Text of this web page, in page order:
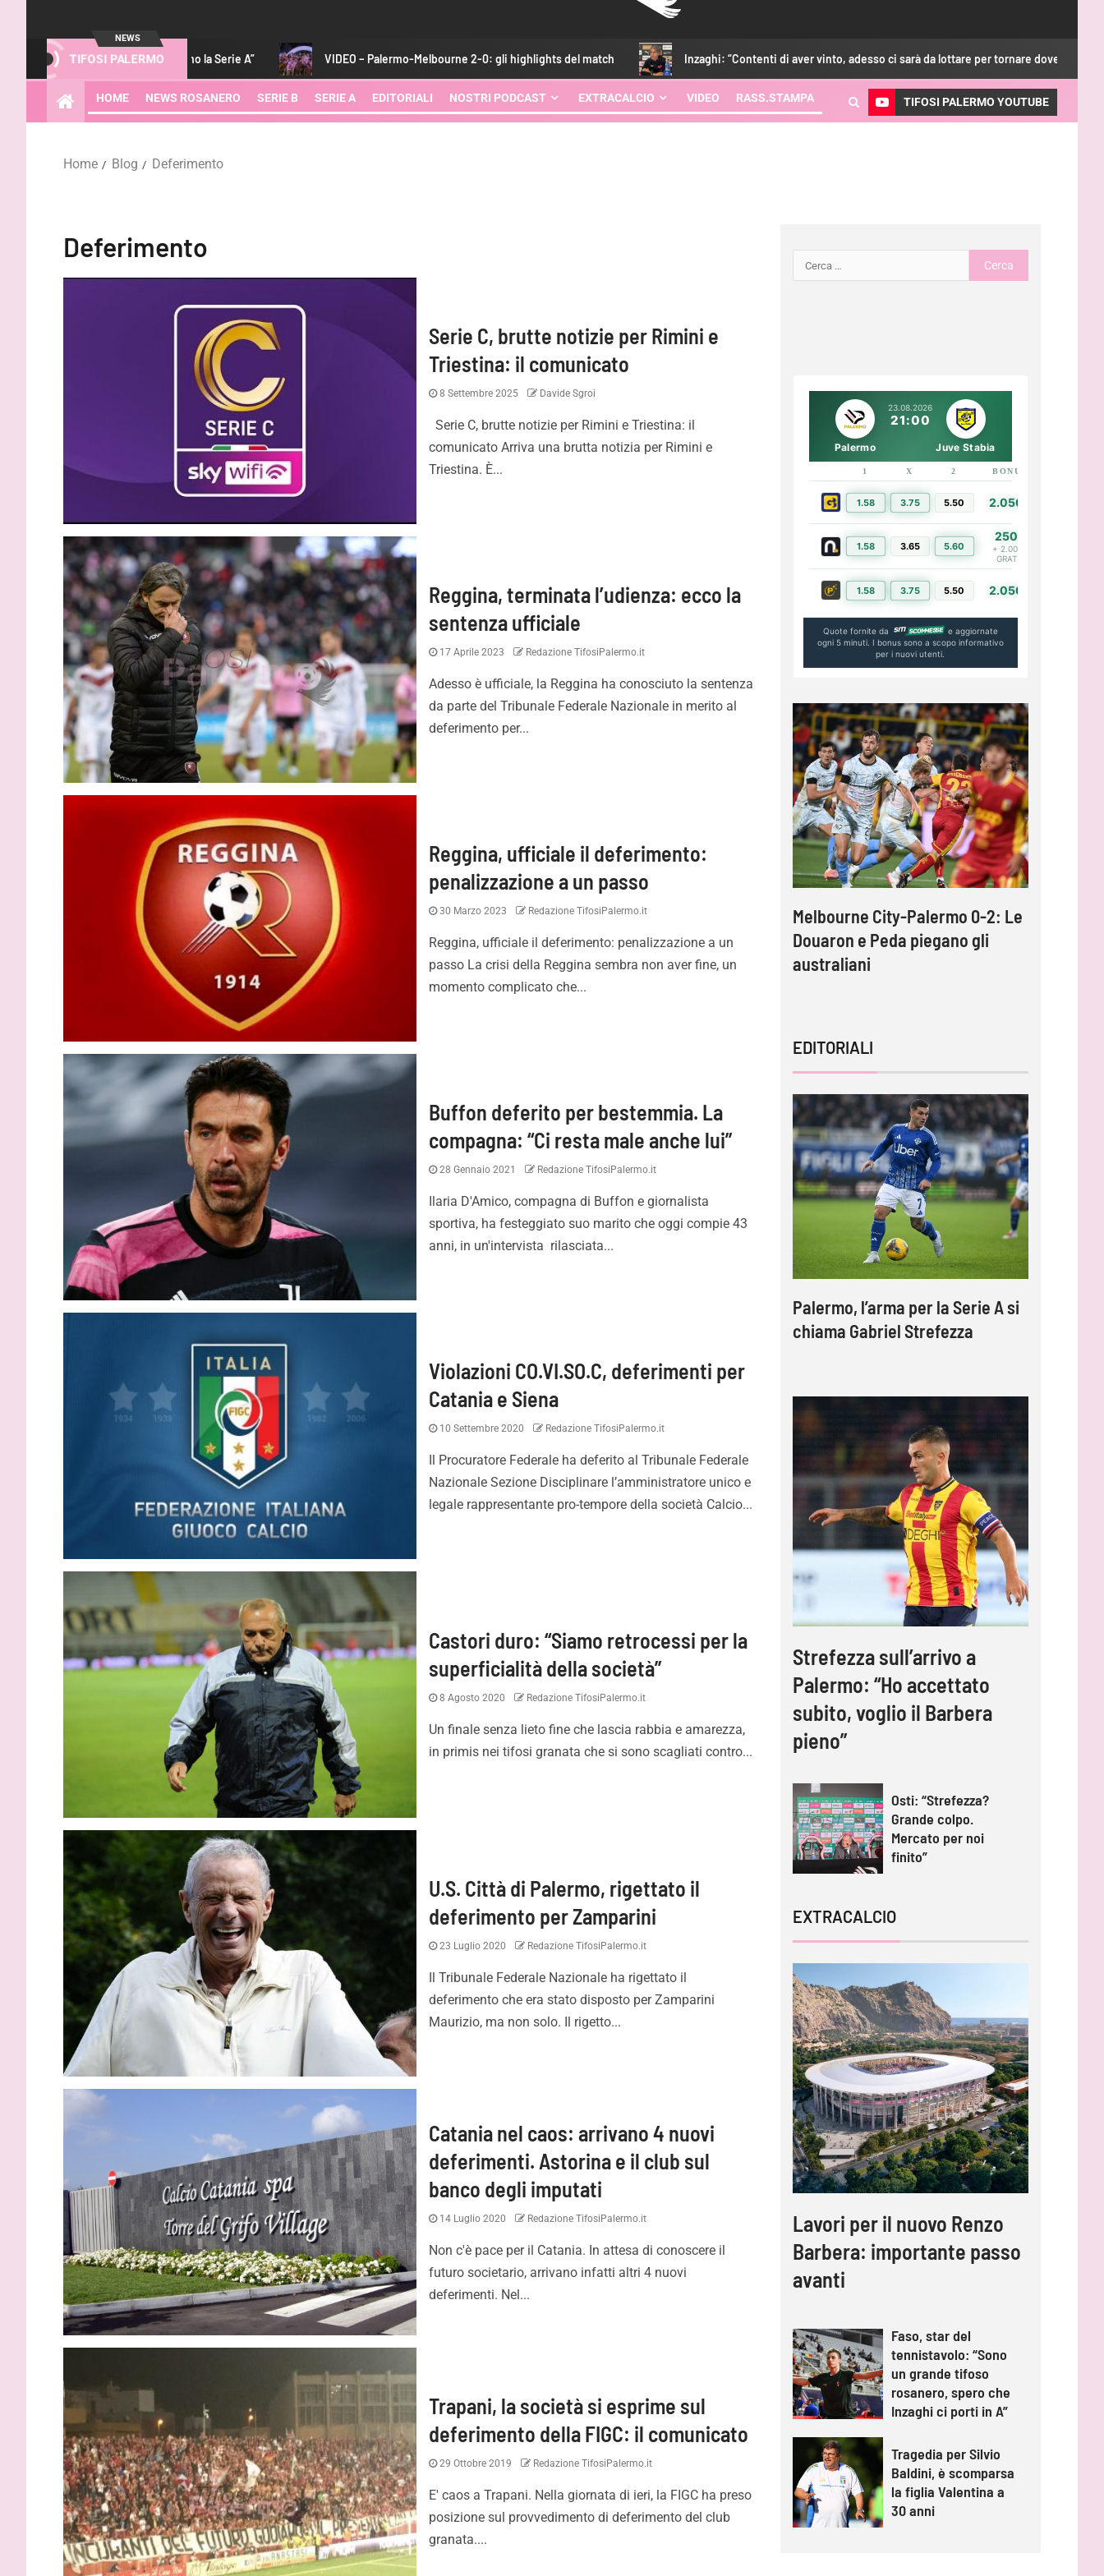
NEWS
TIFOSI PALERMO
e la società vogliamo la Serie A” VIDEO – Palermo-Melbourne 2-0: gli highlights del match Inzaghi: “Contenti di aver vinto, adesso ci sarà da lottare per tornare dove meritiamo”
HOME NEWS ROSANERO SERIE B SERIE A EDITORIALI NOSTRI PODCAST EXTRACALCIO VIDEO RASS.STAMPA TIFOSI PALERMO YOUTUBE
Home Blog Deferimento
Deferimento
Serie C, brutte notizie per Rimini e
Triestina: il comunicato
8 Settembre 2025 Davide Sgroi
Serie C, brutte notizie per Rimini e Triestina: il
comunicato Arriva una brutta notizia per Rimini e
Triestina. È...
Reggina, terminata l’udienza: ecco la
sentenza ufficiale
17 Aprile 2023 Redazione TifosiPalermo.it
Adesso è ufficiale, la Reggina ha conosciuto la sentenza
da parte del Tribunale Federale Nazionale in merito al
deferimento per...
Reggina, ufficiale il deferimento:
penalizzazione a un passo
30 Marzo 2023 Redazione TifosiPalermo.it
Reggina, ufficiale il deferimento: penalizzazione a un
passo La crisi della Reggina sembra non aver fine, un
momento complicato che...
Buffon deferito per bestemmia. La
compagna: “Ci resta male anche lui”
28 Gennaio 2021 Redazione TifosiPalermo.it
Ilaria D'Amico, compagna di Buffon e giornalista
sportiva, ha festeggiato suo marito che oggi compie 43
anni, in un'intervista rilasciata...
Violazioni CO.VI.SO.C, deferimenti per
Catania e Siena
10 Settembre 2020 Redazione TifosiPalermo.it
Il Procuratore Federale ha deferito al Tribunale Federale
Nazionale Sezione Disciplinare l’amministratore unico e
legale rappresentante pro-tempore della società Calcio...
Castori duro: “Siamo retrocessi per la
superficialità della società”
8 Agosto 2020 Redazione TifosiPalermo.it
Un finale senza lieto fine che lascia rabbia e amarezza,
in primis nei tifosi granata che si sono scagliati contro...
U.S. Città di Palermo, rigettato il
deferimento per Zamparini
23 Luglio 2020 Redazione TifosiPalermo.it
Il Tribunale Federale Nazionale ha rigettato il
deferimento che era stato disposto per Zamparini
Maurizio, ma non solo. Il rigetto...
Catania nel caos: arrivano 4 nuovi
deferimenti. Astorina e il club sul
banco degli imputati
14 Luglio 2020 Redazione TifosiPalermo.it
Non c'è pace per il Catania. In attesa di conoscere il
futuro societario, arrivano infatti altri 4 nuovi
deferimenti. Nel...
Trapani, la società si esprime sul
deferimento della FIGC: il comunicato
29 Ottobre 2019 Redazione TifosiPalermo.it
E' caos a Trapani. Nella giornata di ieri, la FIGC ha preso
posizione sul provvedimento di deferimento del club
granata....
23.08.2026
21:00
Palermo Juve Stabia
1 X 2 BONUS
1.58 3.75 5.50 2.050€
1.58 3.65 5.60
250€
+ 2.000€
GRATIS
1.58 3.75 5.50 2.050€
Quote fornite da
e aggiornate
ogni 5 minuti. I bonus sono a scopo informativo
per i nuovi utenti.
Melbourne City-Palermo 0-2: Le
Douaron e Peda piegano gli
VIDEO – Palermo-Melbourne 2-0:
gli highlights del match
Inzaghi: “Contenti di aver vinto,
adesso ci sarà da lottare per
tornare dove meritiamo”
Melbourne City-Palermo 0-2: Le
Douaron e Peda piegano gli
australiani
EDITORIALI
Palermo, l’arma per la Serie A si
chiama Gabriel Strefezza
Strefezza sull’arrivo a
Palermo: “Ho accettato
subito, voglio il Barbera
pieno”
Osti: “Strefezza?
Grande colpo.
Mercato per noi
finito”
EXTRACALCIO
Lavori per il nuovo Renzo
Barbera: importante passo
avanti
Faso, star del
tennistavolo: “Sono
un grande tifoso
rosanero, spero che
Inzaghi ci porti in A”
Tragedia per Silvio
Baldini, è scomparsa
la figlia Valentina a
30 anni